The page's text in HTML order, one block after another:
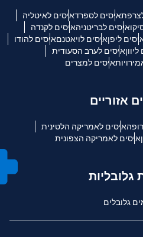
איסים לספרדאיסים לאיטליה
איסים לבריטניהאיסים לקנדה
ליפןאיסים לויאטנםאיסים להודו
איסים לערב הסעודית
איסים למצרים
אזוריים
איסים לאמריקה הלטינית
איסים לאמריקה הצפונית
גלובליות
גלובלים